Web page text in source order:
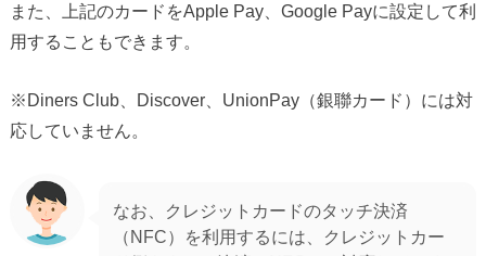
また、上記のカードをApple Pay、Google Payに設定して利
用することもできます。
※Diners Club、Discover、UnionPay（銀聯カード）には対
応していません。
なお、クレジットカードのタッチ決済
（NFC）を利用するには、クレジットカー